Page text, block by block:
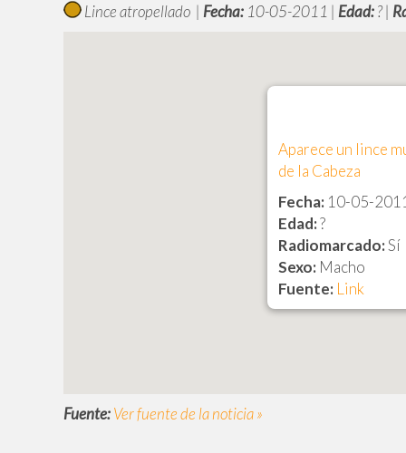
Lince atropellado | Fecha: 10-05-2011 | Edad:? |
Aparece un lince
de la Cabeza
Fecha: 10-05-
Edad:?
Radiomarcado:Sí
Sexo: Macho
Fuente: Link
Fuente:Ver fuente de la noticia »